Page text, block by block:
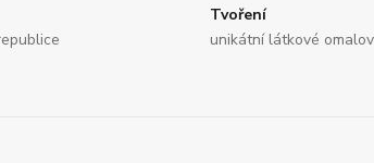
Tvoření
unikátní látkové